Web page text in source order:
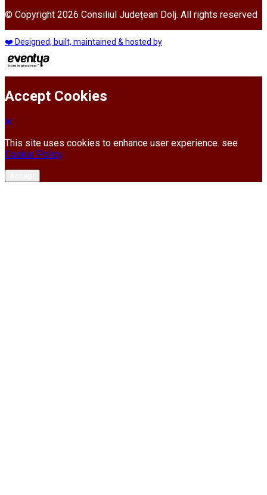
© Copyright 2026 Consiliul Județean Dolj. All rights reserved
❤️ Designed, built, maintained & hosted by
Accept Cookies
This site uses cookies to enhance user experience. see
Cookie Policy